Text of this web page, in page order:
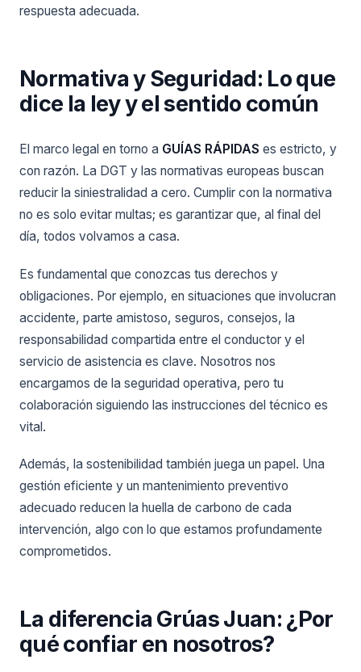
respuesta adecuada.
Normativa y Seguridad: Lo que
dice la ley y el sentido común
El marco legal en torno a GUÍAS RÁPIDAS es estricto, y
con razón. La DGT y las normativas europeas buscan
reducir la siniestralidad a cero. Cumplir con la normativa
no es solo evitar multas; es garantizar que, al final del
día, todos volvamos a casa.
Es fundamental que conozcas tus derechos y
obligaciones. Por ejemplo, en situaciones que involucran
accidente, parte amistoso, seguros, consejos, la
responsabilidad compartida entre el conductor y el
servicio de asistencia es clave. Nosotros nos
encargamos de la seguridad operativa, pero tu
colaboración siguiendo las instrucciones del técnico es
vital.
Además, la sostenibilidad también juega un papel. Una
gestión eficiente y un mantenimiento preventivo
adecuado reducen la huella de carbono de cada
intervención, algo con lo que estamos profundamente
comprometidos.
La diferencia Grúas Juan: ¿Por
qué confiar en nosotros?